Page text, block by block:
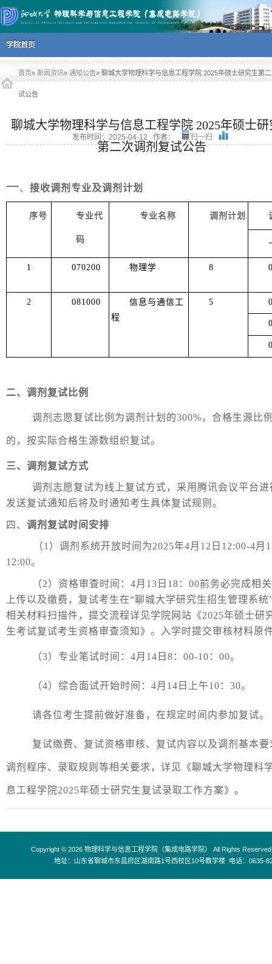
主菜单
跳到内容部分
学院首页
首页» 新闻资讯» 通知公告» 聊城大学物理科学与信息工程学院 2025年硕士研究生第
试公告
聊城大学物理科学与信息工程学院 2025年硕士研
第二次调剂复试公告
发布时间： 2025-04-12 作者： 扫一扫
一、 接收调剂专业及调剂计划
序号 专业代
码
专业名称 调剂计划
1 070200 物理学 8
2 081000
信息与通信工
程
5
二、调剂复试比例
调剂志愿复试比例为调剂计划的300%，合格生源比
的，按实际合格生源数组织复试。
三、调剂复试方式
调剂志愿复试为线上复试方式，采用腾讯会议平台进
发送复试通知后将及时通知考生具体复试规则。
四、 调剂复试时间安排
（1）调剂系统开放时间为2025年4月12日12:00-4月
12:00。
（2）资格审查时间：4月1 3日18：00前务必完成相
上传以及缴费 ，复试考生在“聊城大学研究生招生管理系统
相关材料扫描件，提交流程详见学院网站《2025年硕士研
生考试复试考生资格审查须知》 。 入学时提交审核材料原
（3）专业笔试时间：4月1 4日8：00-10：00。
（4）综合面试开始时间：4月1 4日上午10：30。
请各位考生提前做好准备，在规定时间内参加复试。
复试缴费、复试资格审核、复试内容以及调剂基本要
调剂程序、录取规则等相关要求，详见《聊城大学物理科
息工程学院2025年硕士研究生复试录取工作方案》。
Copyright © 2026 物理科学与信息工程学院（集成电路学院）
All Rights
地址： 山东省聊城市东昌府区湖南路1号西校区10号教学楼 电话： 0635-